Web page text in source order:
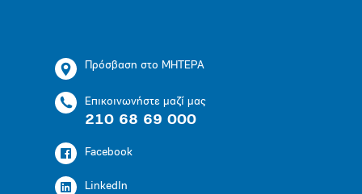
Πρόσβαση στο ΜΗΤΕΡΑ
Επικοινωνήστε μαζί μας
210 68 69 000
Facebook
LinkedIn